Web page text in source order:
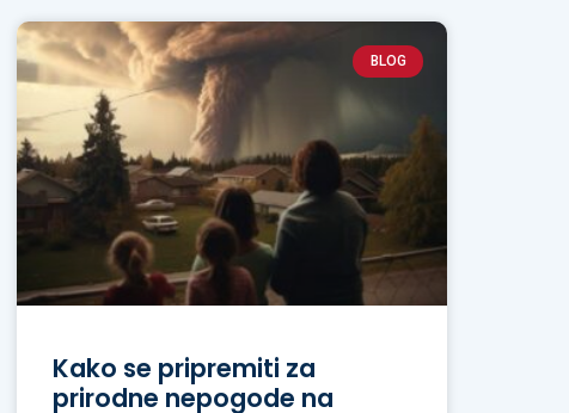
BLOG
Kako se pripremiti za
prirodne nepogode na